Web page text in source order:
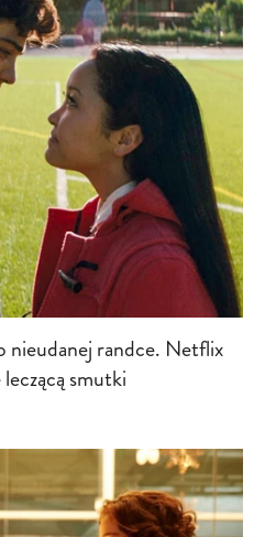
nieudanej randce. Netflix
smutki